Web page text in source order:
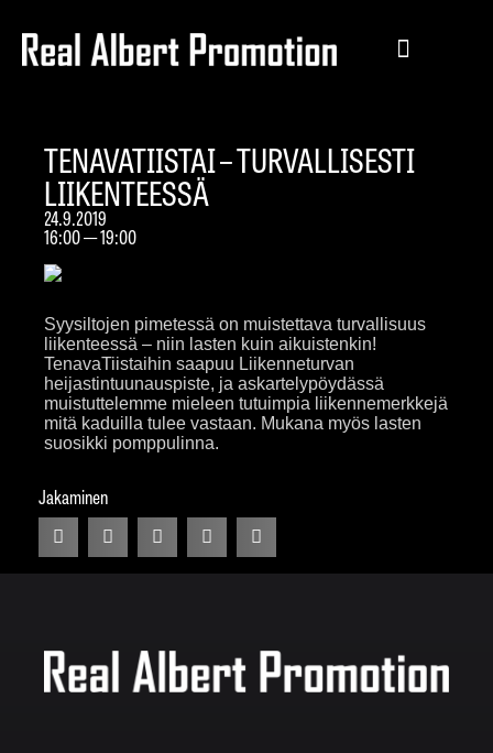
TENAVATIISTAI – TURVALLISESTI
LIIKENTEESSÄ
24.9.2019
16:00 — 19:00
Syysiltojen pimetessä on muistettava turvallisuus
liikenteessä – niin lasten kuin aikuistenkin!
TenavaTiistaihin saapuu Liikenneturvan
heijastintuunauspiste, ja askartelypöydässä
muistuttelemme mieleen tutuimpia liikennemerkkejä
mitä kaduilla tulee vastaan. Mukana myös lasten
suosikki pomppulinna.
Jakaminen